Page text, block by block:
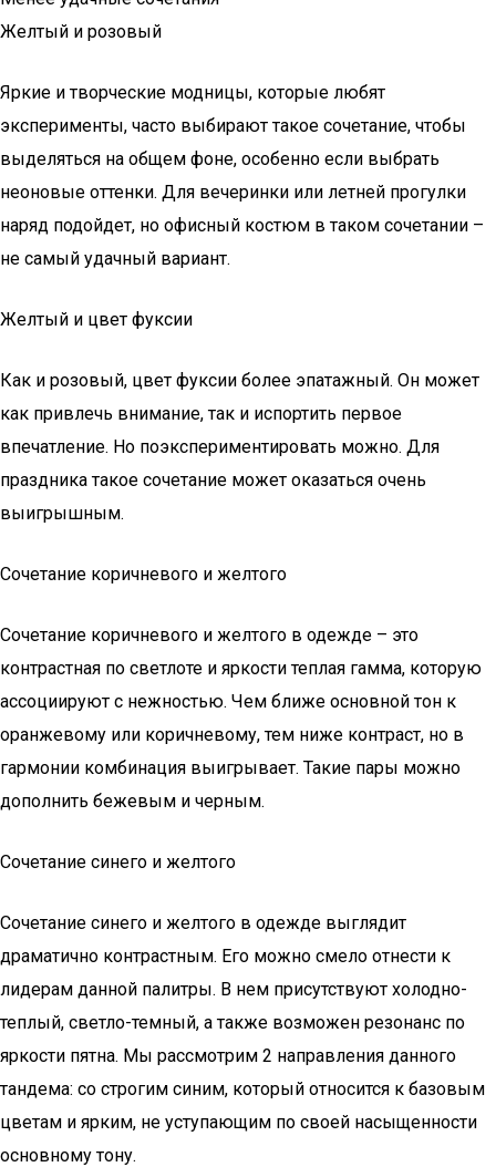
Желтый и розовый
Яркие и творческие модницы, которые любят
эксперименты, часто выбирают такое сочетание, чтобы
выделяться на общем фоне, особенно если выбрать
неоновые оттенки. Для вечеринки или летней прогулки
наряд подойдет, но офисный костюм в таком сочетании –
не самый удачный вариант.
Желтый и цвет фуксии
Как и розовый, цвет фуксии более эпатажный. Он может
как привлечь внимание, так и испортить первое
впечатление. Но поэкспериментировать можно. Для
праздника такое сочетание может оказаться очень
выигрышным.
Сочетание коричневого и желтого
Сочетание коричневого и желтого в одежде – это
контрастная по светлоте и яркости теплая гамма, которую
ассоциируют с нежностью. Чем ближе основной тон к
оранжевому или коричневому, тем ниже контраст, но в
гармонии комбинация выигрывает. Такие пары можно
дополнить бежевым и черным.
Сочетание синего и желтого
Сочетание синего и желтого в одежде выглядит
драматично контрастным. Его можно смело отнести к
лидерам данной палитры. В нем присутствуют холодно-
теплый, светло-темный, а также возможен резонанс по
яркости пятна. Мы рассмотрим 2 направления данного
тандема: со строгим синим, который относится к базовым
цветам и ярким, не уступающим по своей насыщенности
основному тону.